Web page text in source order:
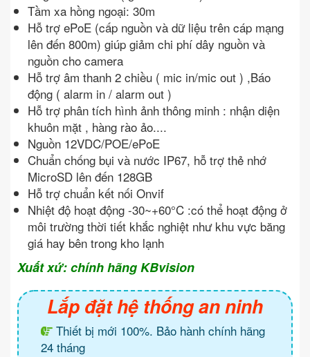
Tầm xa hồng ngoại: 30m
Hỗ trợ ePoE (cấp nguồn và dữ liệu trên cáp mạng
lên đến 800m) giúp giảm chi phí dây nguồn và
nguồn cho camera
Hỗ trợ âm thanh 2 chiều ( mic in/mic out ) ,Báo
động ( alarm in / alarm out )
Hỗ trợ phân tích hình ảnh thông minh : nhận diện
khuôn mặt , hàng rào ảo....
Nguồn 12VDC/POE/ePoE
Chuẩn chống bụi và nước IP67, hỗ trợ thẻ nhớ
MicroSD lên đến 128GB
Hỗ trợ chuẩn kết nối Onvif
Nhiệt độ hoạt động -30~+60°C :có thể hoạt động ở
môi trường thời tiết khắc nghiệt như khu vực băng
giá hay bên trong kho lạnh
Xuất xứ: chính hãng KBvision
Lắp đặt hệ thống an ninh
Thiết bị mới 100%. Bảo hành chính hãng
24 tháng